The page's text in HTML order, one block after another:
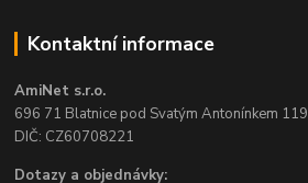
Kontaktní informace
AmiNet s.r.o.
696 71 Blatnice pod Svatým Antonínkem 119
DIČ: CZ60708221
Dotazy a objednávky: